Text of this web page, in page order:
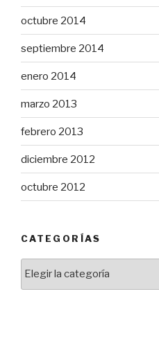
octubre 2014
septiembre 2014
enero 2014
marzo 2013
febrero 2013
diciembre 2012
octubre 2012
CATEGORÍAS